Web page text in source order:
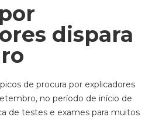
dispara
de procura por explicadores
no período de início de
de testes e exames para muitos